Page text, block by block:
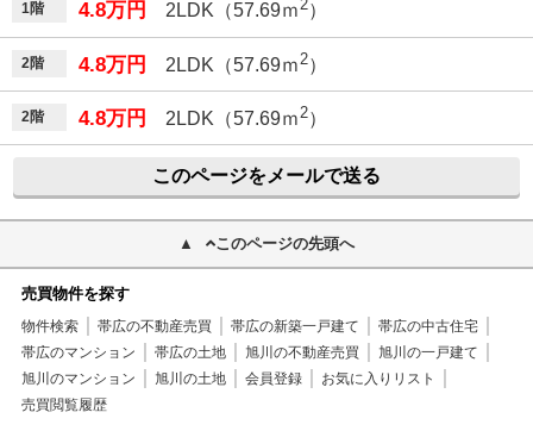
1階 4.8万円 2LDK（57.69ｍ2）
2階 4.8万円 2LDK（57.69ｍ 2）
2階 4.8万円 2LDK（57.69ｍ 2）
このページをメールで送る
このページの先頭へ
売買物件を探す
物件検索 帯広の不動産売買 帯広の新築一戸建て
帯広の中古住宅
帯広のマンション
帯広の土地 旭川の不動産売買
旭川の一戸建て
旭川のマンション
旭川の土地 会員登録
お気に入りリスト
売買閲覧履歴